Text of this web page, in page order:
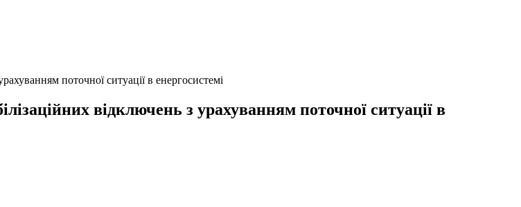
поточної ситуації в енергосистемі
відключень з урахуванням поточної ситуації в